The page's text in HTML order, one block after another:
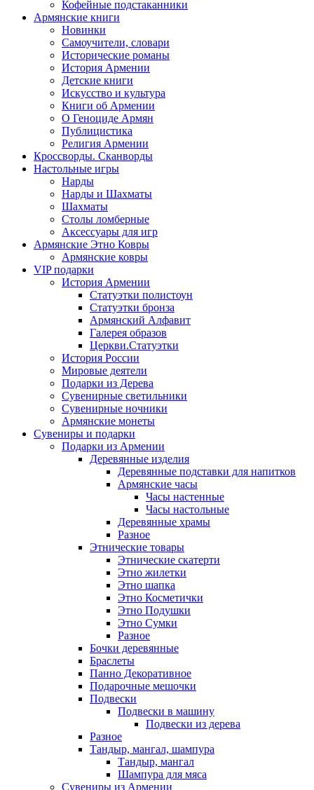
Кофейные подстаканники
Армянские книги
Новинки
Самоучители, словари
Исторические романы
История Армении
Детские книги
Иcкусство и культура
Книги об Армении
О Геноциде Армян
Публицистика
Религия Армении
Кроссворды. Сканворды
Настольные игры
Нарды
Нарды и Шахматы
Шахматы
Столы ломберные
Аксессуары для игр
Армянские Этно Ковры
Армянские ковры
VIP подарки
История Армении
Статуэтки полистоун
Статуэтки бронза
Армянский Алфавит
Галерея образов
Церкви.Статуэтки
История России
Мировые деятели
Подарки из Дерева
Сувенирные светильники
Сувенирные ночники
Армянские монеты
Сувениры и подарки
Подарки из Армении
Деревянные изделия
Деревянные подставки для напитков
Армянские часы
Часы настенные
Часы настольные
Деревянные храмы
Разное
Этнические товары
Этнические скатерти
Этно жилетки
Этно шапка
Этно Косметички
Этно Подушки
Этно Сумки
Разное
Бочки деревянные
Браслеты
Панно Декоративное
Подарочные мешочки
Подвески
Подвески в машину
Подвески из дерева
Разное
Тандыр, мангал, шампура
Тандыр, мангал
Шампура для мяса
Сувениры из Армении